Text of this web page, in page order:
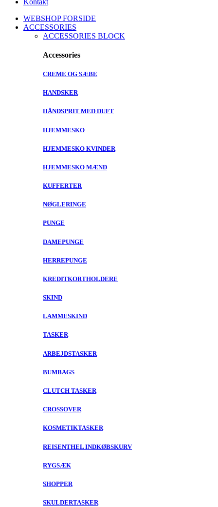
WEBSHOP FORSIDE
ACCESSORIES
ACCESSORIES BLOCK
Accessories
CREME OG SÆBE
HANDSKER
HÅNDSPRIT MED DUFT
HJEMMESKO
HJEMMESKO KVINDER
HJEMMESKO MÆND
KUFFERTER
NØGLERINGE
PUNGE
DAMEPUNGE
HERREPUNGE
KREDITKORTHOLDERE
SKIND
LAMMESKIND
TASKER
ARBEJDSTASKER
BUMBAGS
CLUTCH TASKER
CROSSOVER
KOSMETIKTASKER
REISENTHEL INDKØBSKURV
RYGSÆK
SHOPPER
SKULDERTASKER